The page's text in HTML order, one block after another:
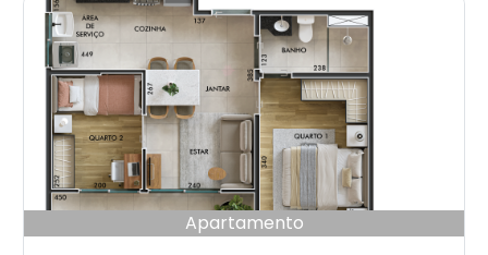
Apartamento